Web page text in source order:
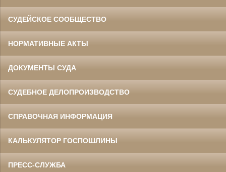
СУДЕЙСКОЕ СООБЩЕСТВО
НОРМАТИВНЫЕ АКТЫ
ДОКУМЕНТЫ СУДА
СУДЕБНОЕ ДЕЛОПРОИЗВОДСТВО
СПРАВОЧНАЯ ИНФОРМАЦИЯ
КАЛЬКУЛЯТОР ГОСПОШЛИНЫ
ПРЕСС-СЛУЖБА